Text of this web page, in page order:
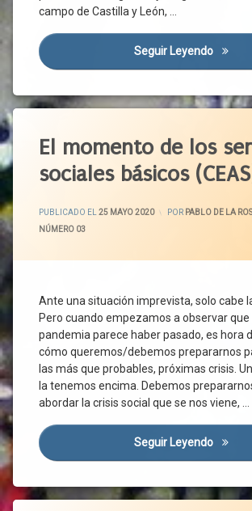
Política
Útil
Por
Ávila
Presupuestos
PSOE
Rebrote
Economica
Recuperacion
Ciudadanía
Servicios
Publicos
Trabajadores
Transación
Unidas
UPL
Vivienda
Vox
campo de Castilla y León, …
Seguir Leyendo El
Vida
Campo
Castilla
Y León
Comisión
Covid-
Cuidado
Tierra
De La
A La
Desarrollo
Rural
Desinfección
Despoblación
Distribución
Ecosistema
Artesanal
Emigración
El momento de los
sociales básicos
PUBLICADO EL 25 MAYO 2020 POR PABLO DE LA
CATEGORÍAS:
NÚMERO 03
Ante una situación imprevista, solo cabe
Pero cuando empezamos a observar que
pandemia parece haber pasado, es hora
cómo queremos/debemos prepararnos
las más que probables, próximas crisis.
la tenemos encima. Debemos
abordar la crisis social que se nos viene, …
Seguir Leyendo El
Abandono
Atención
Atención
Personal
Profesional
Brecha
Tecnológica
De
Vida
Cartera
De
Servicios
CCAA
Covid-